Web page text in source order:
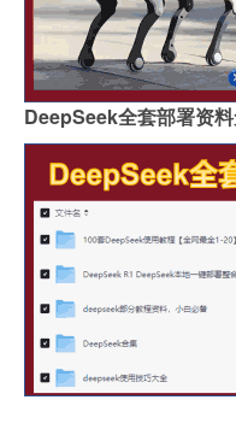
DeepSeek全套部署资